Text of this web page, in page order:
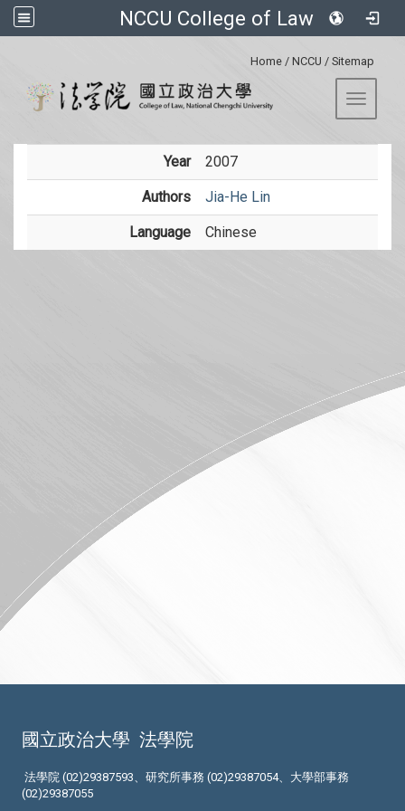
NCCU College of Law
Home / NCCU / Sitemap
Toggle
Year 2007
Authors Jia-He Lin
Language Chinese
國立政治大學 法學院
法學院 (02)29387593、研究所事務 (02)29387054、大學部事務
(02)29387055